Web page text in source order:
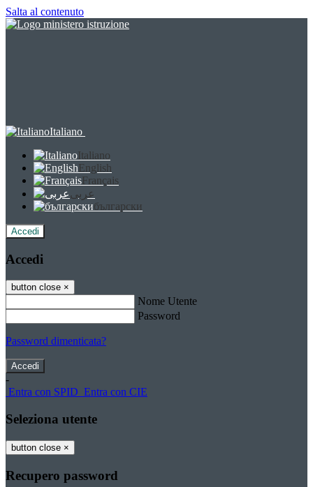
Salta al contenuto
Italiano
Italiano
English
Français
عربى
български
Accedi
Accedi
button close ×
Nome Utente
Password
Password dimenticata?
-
Entra con SPID Entra con CIE
Seleziona utente
button close ×
Recupero password